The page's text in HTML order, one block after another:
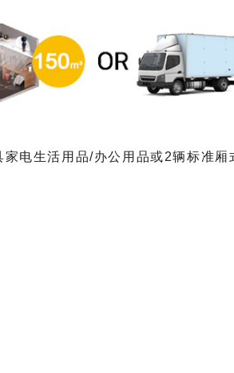
电生活用品/办公用品或2辆标准厢